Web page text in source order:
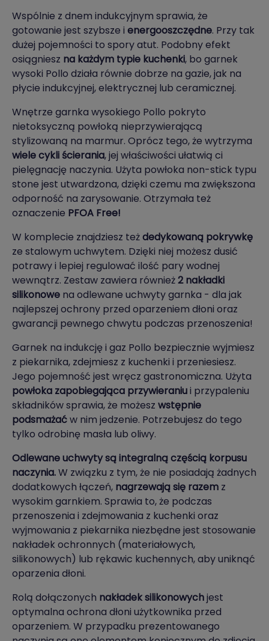
Wspólnie z dnem indukcyjnym sprawia, że
gotowanie jest szybsze i energooszczędne. Przy tak
dużej pojemności to spory atut. Podobny efekt
osiągniesz na każdym typie kuchenki, bo garnek
wysoki Pollo działa równie dobrze na gazie, jak na
płycie indukcyjnej, elektrycznej lub ceramicznej.
Wnętrze garnka wysokiego Pollo pokryto
nietoksyczną powłoką nieprzywierającą
stylizowaną na marmur. Oprócz tego, że wytrzyma
wiele cykli ścierania, jej właściwości ułatwią ci
pielęgnację naczynia. Użyta powłoka non-stick typu
stone jest utwardzona, dzięki czemu ma zwiększona
odporność na zarysowanie. Otrzymała też
oznaczenie PFOA Free!
W komplecie znajdziesz teżdedykowaną pokrywkę
ze stalowym uchwytem. Dzięki niej możesz dusić
potrawy i lepiej regulować ilość pary wodnej
wewnątrz. Zestaw zawiera również2 nakładki
silikonowe na odlewane uchwyty garnka - dla jak
najlepszej ochrony przed oparzeniem dłoni oraz
gwarancji pewnego chwytu podczas przenoszenia!
Garnek na indukcję i gaz Pollo bezpiecznie wyjmiesz
z piekarnika, zdejmiesz z kuchenki i przeniesiesz.
Jego pojemność jest wręcz gastronomiczna. Użyta
powłoka zapobiegająca przywieraniui przypaleniu
składników sprawia, że możesz wstępnie
podsmażaćw nim jedzenie. Potrzebujesz do tego
tylko odrobinę masła lub oliwy.
Odlewane uchwyty są integralną częścią korpusu
naczynia.W związku z tym, że nie posiadają żadnych
dodatkowych łączeń, nagrzewają się razem z
wysokim garnkiem. Sprawia to, że podczas
przenoszenia i zdejmowania z kuchenki oraz
wyjmowania z piekarnika niezbędne jest stosowanie
nakładek ochronnych (materiałowych,
silikonowych) lub rękawic kuchennych, aby uniknąć
oparzenia dłoni.
Rolą dołączonych nakładek silikonowychjest
optymalna ochrona dłoni użytkownika przed
oparzeniem. W przypadku prezentowanego